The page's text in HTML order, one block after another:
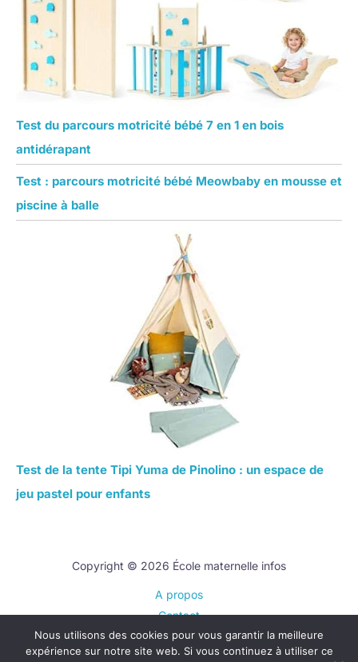
Test du parcours motricité bébé 7 en 1 en bois
antidérapant
Test : parcours motricité bébé Meowbaby en mousse et
piscine à balle
Test de la tente Tipi Yuma de Pinolino : un espace de
jeu pastel pour enfants
Copyright © 2026 École maternelle infos
A propos
Contact
Plan du site
Mentions légales
Nous utilisons des cookies pour vous garantir la meilleure
expérience sur notre site web. Si vous continuez à utiliser ce